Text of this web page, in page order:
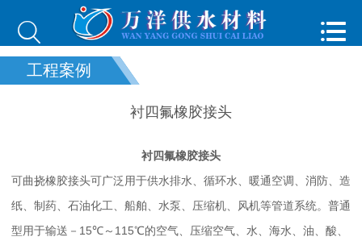


工程案例
衬四氟橡胶接头
衬四氟橡胶接头
可曲挠橡胶接头可广泛用于供水排水、循环水、暖通空调、消防、造
纸、制药、石油化工、船舶、水泵、压缩机、风机等管道系统。普通
型用于输送－15℃～115℃的空气、压缩空气、水、海水、油、酸、